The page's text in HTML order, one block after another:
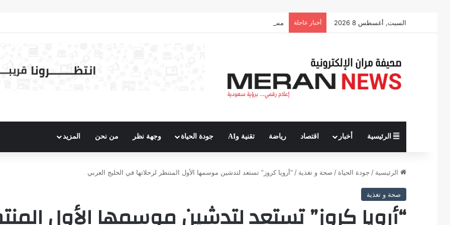
السبت, أغسطس 8 2026 أخبار عاجلة مستشفى أحد بالمدينة المنورة يقدم أكثر من (676) ألف خدمة صحية خلال النصف الأول من 2026
الرئيسية أخبار اقتصاد رياضة تقنية وAI جودة الحياة وجهة نظر من نحن المزيد
الرئيسية / جودة الحياة / صحة و تغذية / “أرويا كروز” تستعد لتدشين موسمها الأول المنتظر لرحلاتها في الخليج العربي
صحة و تغذية